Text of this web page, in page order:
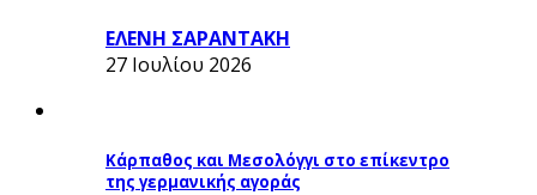
ΕΛΕΝΗ ΣΑΡΑΝΤΑΚΗ
27 Ιουλίου 2026
Κάρπαθος και Μεσολόγγι στο επίκεντρο
της γερμανικής αγοράς